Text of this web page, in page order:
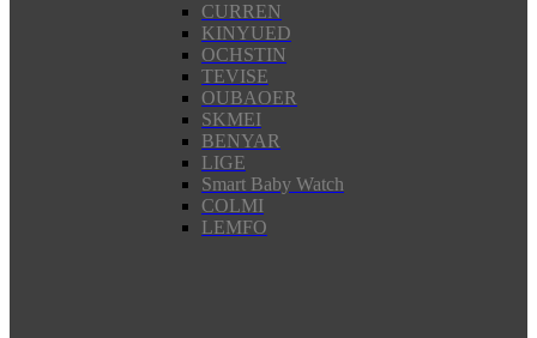
CURREN
KINYUED
OCHSTIN
TEVISE
OUBAOER
SKMEI
BENYAR
LIGE
Smart Baby Watch
COLMI
LEMFO